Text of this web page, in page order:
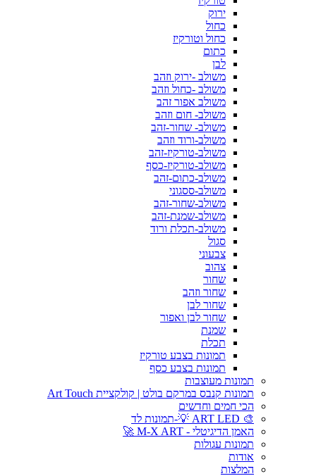
ירוק
כחול
כחול וטורקיז
כתום
לבן
משולב -ירוק וזהב
משולב -כחול וזהב
משולב אפור זהב
משולב- חום וזהב
משולב- שחור-זהב
משולב-ורוד וזהב
משולב-טורקיז-זהב
משולב-טורקיז-כסף
משולב-כתום-זהב
משולב-ססגוני
משולב-שחור-זהב
משולב-שמנת-זהב
משולב-תכלת ורוד
סגול
צבעוני
צהוב
שחור
שחור וזהב
שחור לבן
שחור לבן ואפור
שמנת
תכלת
תמונות בצבע טורקיז
תמונות בצבע כסף
תמונות מעוצבות
תמונות קנבס במרקם בולט | קולקציית Art Touch
הכי חמים וחדשים
🎨 ART LED 💡-תמונות לד
האמן הדיגיטלי - M-X ART 🚀
תמונות עגולות
אודות
המלצות